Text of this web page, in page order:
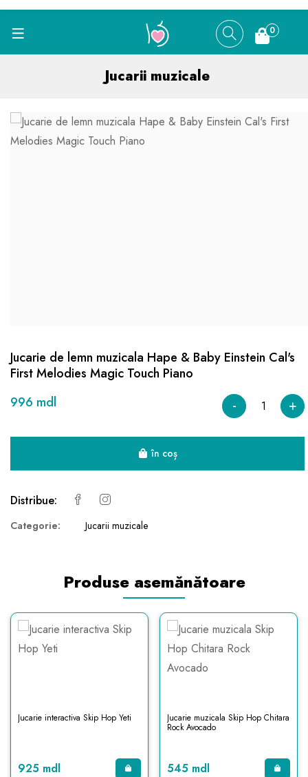
0
Jucarii muzicale
Jucarie de lemn muzicala Hape & Baby Einstein Cal's
First Melodies Magic Touch Piano
996 mdl
- +
în coș
Distribue:
Categorie: Jucarii muzicale
Produse asemănătoare
Jucarie interactiva Skip Hop Yeti
925 mdl
Jucarie muzicala Skip Hop Chitara
Rock Avocado
545 mdl